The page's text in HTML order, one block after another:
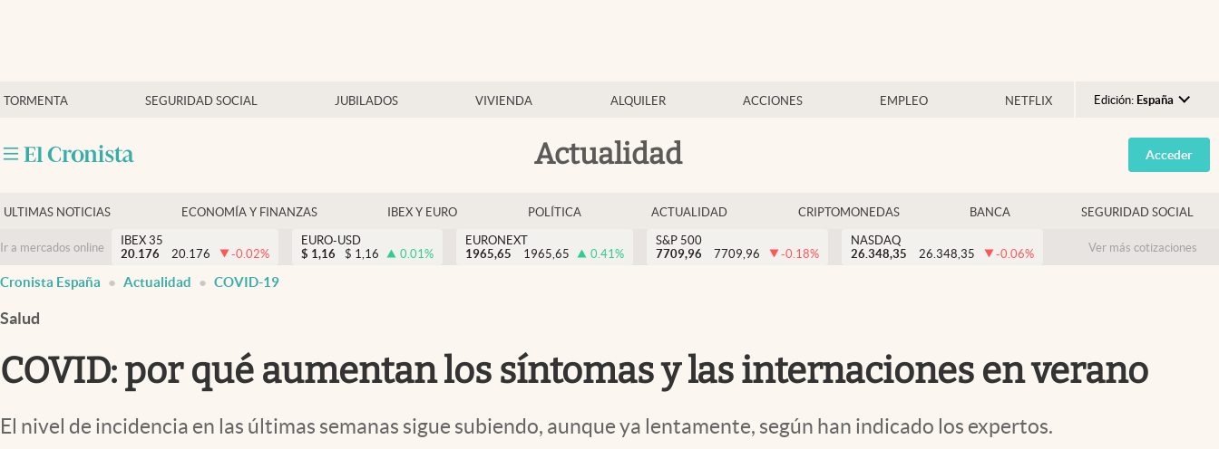
TORMENTA SEGURIDAD SOCIAL JUBILADOS VIVIENDA ALQUILER ACCIONES EMPLEO NETFLIX Edición: España
Argentina
España
USA
Colombia
Actualidad
Economía y finanzas
Criptomonedas
Acceder
ULTIMAS NOTICIAS ECONOMÍA Y FINANZAS IBEX Y EURO POLÍTICA ACTUALIDAD CRIPTOMONEDAS BANCA SEGURIDAD SOCIAL
Ir a mercados online
IBEX 35
20.176
20.176 -0.02%
EURO-USD
$ 1,16 $ 1,16 0.01%
EURONEXT
1965,65
1965,65 0.41%
S&P 500
7709,96
7709,96 -0.18%
NASDAQ
26.348,35
26.348,35 -0.06% Ver más cotizaciones
Cronista España Actualidad COVID-19
Salud
COVID: por qué aumentan los síntomas y las internaciones en verano
El nivel de incidencia en las últimas semanas sigue subiendo, aunque ya lentamente, según han indicado los expertos.